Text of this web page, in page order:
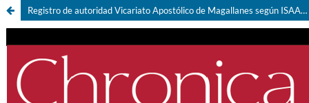
Registro de autoridad Vicariato Apostólico de Magallanes según ISAAR (CPF)